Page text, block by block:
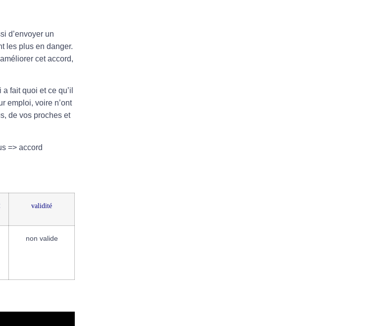
d’envoyer un
les plus en danger.
cet accord,
fait quoi et ce qu’il
emploi, voire n’ont
de vos proches et
=> accord
validité
non valide